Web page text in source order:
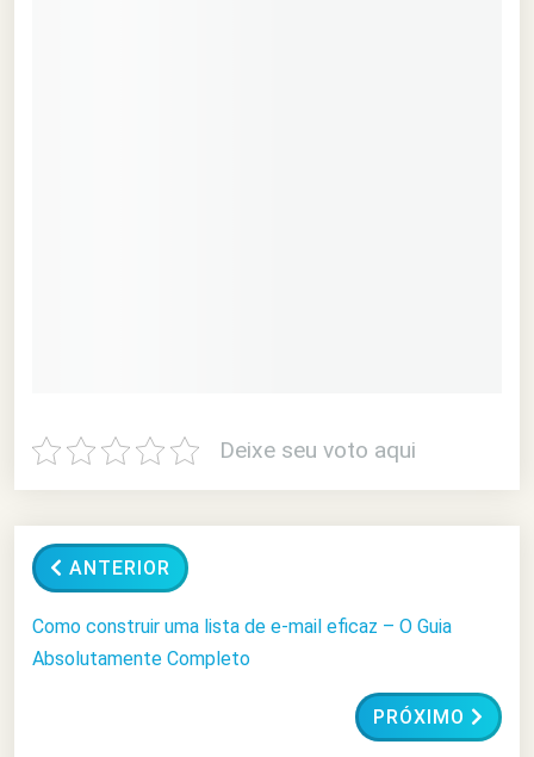
Deixe seu voto aqui
ANTERIOR
Como construir uma lista de e-mail eficaz – O Guia
Absolutamente Completo
PRÓXIMO